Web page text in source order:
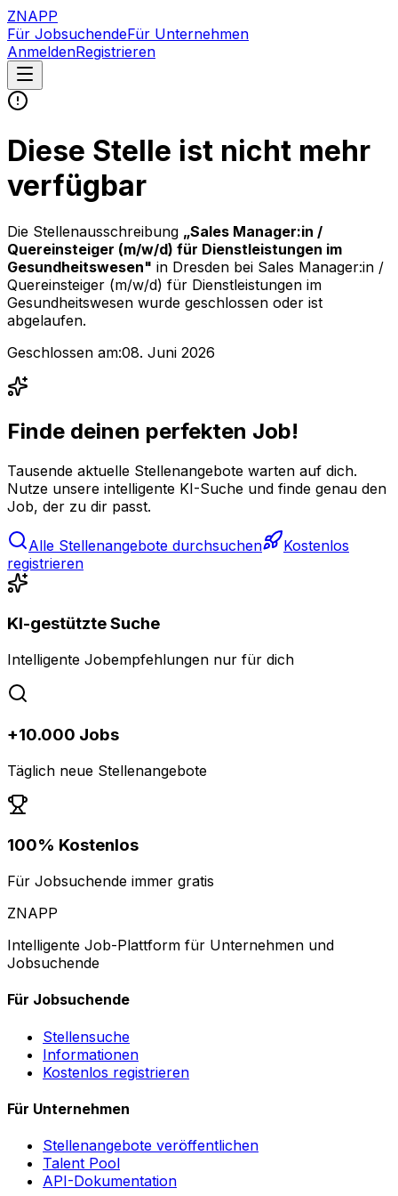
ZNAPP
Für JobsuchendeFür Unternehmen
AnmeldenRegistrieren
Diese Stelle ist nicht mehr
verfügbar
Die Stellenausschreibung „Sales Manager:in /
Quereinsteiger (m/w/d) für Dienstleistungen im
Gesundheitswesen" in Dresden bei Sales Manager:in /
Quereinsteiger (m/w/d) für Dienstleistungen im
Gesundheitswesen wurde geschlossen oder ist
abgelaufen.
Geschlossen am:08. Juni 2026
Finde deinen perfekten Job!
Tausende aktuelle Stellenangebote warten auf dich.
Nutze unsere intelligente KI-Suche und finde genau den
Job, der zu dir passt.
Alle Stellenangebote durchsuchen
Kostenlos
registrieren
KI-gestützte Suche
Intelligente Jobempfehlungen nur für dich
+10.000 Jobs
Täglich neue Stellenangebote
100% Kostenlos
Für Jobsuchende immer gratis
ZNAPP
Intelligente Job-Plattform für Unternehmen und
Jobsuchende
Für Jobsuchende
Stellensuche
Informationen
Kostenlos registrieren
Für Unternehmen
Stellenangebote veröffentlichen
Talent Pool
API-Dokumentation